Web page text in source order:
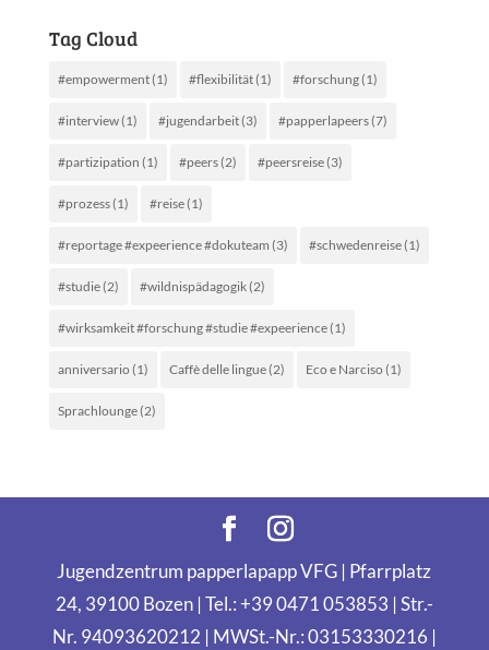
Tag Cloud
#empowerment(1) #flexibilität(1) #forschung(1)
#interview(1) #jugendarbeit(3) #papperlapeers(7)
#partizipation (1) #peers(2) #peersreise(3)
#prozess(1) #reise(1)
#reportage #expeerience #dokuteam (3) #schwedenreise(1)
#studie(2) #wildnispädagogik(2)
#wirksamkeit #forschung #studie #expeerience(1)
anniversario (1) Caffè delle lingue(2) Eco e Narciso (1)
Sprachlounge(2)
Jugendzentrum papperlapapp VFG | Pfarrplatz
24, 39100 Bozen | Tel.: +39 0471 053853 | Str.-
Nr. 94093620212 | MWSt.-Nr.: 03153330216 |